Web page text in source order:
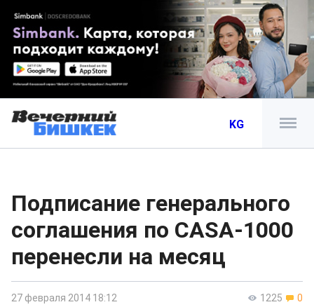
KG
Подписание генерального
соглашения по CASA-1000
перенесли на месяц
1225 0
27 февраля 2014 18:12